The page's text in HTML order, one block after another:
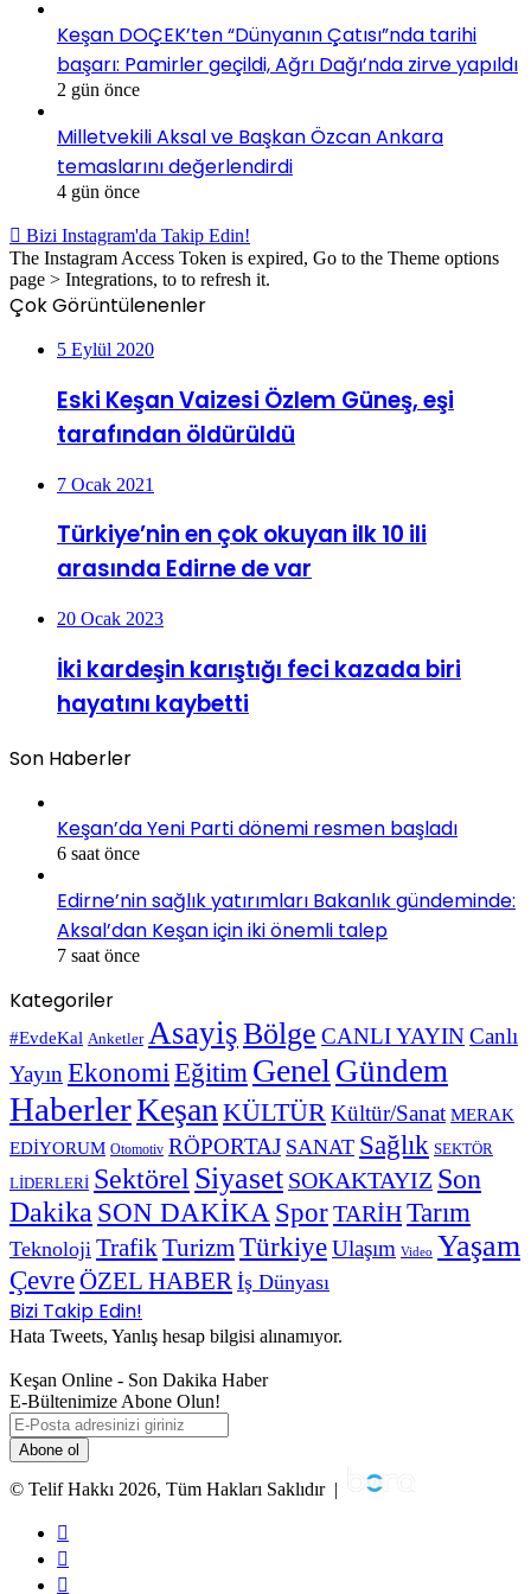
Keşan DOÇEK’ten “Dünyanın Çatısı”nda tarihi
başarı: Pamirler geçildi, Ağrı Dağı’nda zirve yapıldı
2 gün önce
Milletvekili Aksal ve Başkan Özcan Ankara
temaslarını değerlendirdi
4 gün önce
Bizi Instagram'da Takip Edin!
The Instagram Access Token is expired, Go to the Theme options
page > Integrations, to to refresh it.
Çok Görüntülenenler
5 Eylül 2020
Eski Keşan Vaizesi Özlem Güneş, eşi
tarafından öldürüldü
7 Ocak 2021
Türkiye’nin en çok okuyan ilk 10 ili
arasında Edirne de var
20 Ocak 2023
İki kardeşin karıştığı feci kazada biri
hayatını kaybetti
Son Haberler
Keşan’da Yeni Parti dönemi resmen başladı
6 saat önce
Edirne’nin sağlık yatırımları Bakanlık gündeminde:
Aksal’dan Keşan için iki önemli talep
7 saat önce
Kategoriler
#EvdeKal Anketler AsayişBölge CANLI YAYINCanlı
Yayın Ekonomi Eğitim Genel Gündem
HaberlerKeşan KÜLTÜR Kültür/Sanat MERAK
EDİYORUM Otomotiv RÖPORTAJ SANAT Sağlık SEKTÖR
LİDERLERİ Sektörel Siyaset SOKAKTAYIZ Son
Dakika SON DAKİKA SporTARİHTarım
Teknoloji Trafik Turizm TürkiyeUlaşım Video Yaşam
ÇevreÖZEL HABER İş Dünyası
Bizi Takip Edin!
Hata Tweets, Yanlış hesap bilgisi alınamıyor.
Keşan Online - Son Dakika Haber
E-Bültenimize Abone Olun!
E-
Posta
adresinizi
giriniz
© Telif Hakkı 2026, Tüm Hakları Saklıdır |